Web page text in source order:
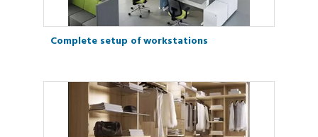
Complete setup of workstations